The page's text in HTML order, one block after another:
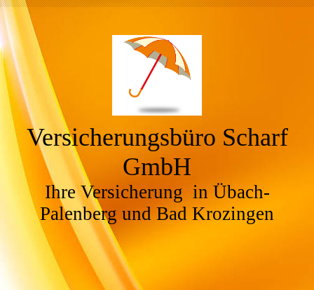
Versicherungsbüro Scharf
GmbH
Ihre Versicherung in Übach-
Palenberg und Bad Krozingen